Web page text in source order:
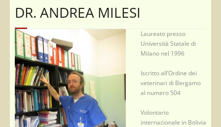
DR. ANDREA MILESI
Laureato presso
Università Statale di
Milano nel 1996
Iscritto all’Ordine dei
veterinari di Bergamo
al numero 504
Volontario
internazionale in Bolivia